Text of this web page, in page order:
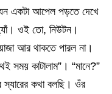
একটা আপেল পড়তে দেখে
ওই তো, নিউটন।
আর থাকতে পারল না।
সময় কাটালাম”। “মানে?”
কথা বলছি। ওঁর